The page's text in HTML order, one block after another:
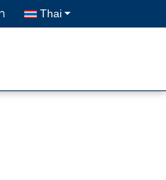
Thai